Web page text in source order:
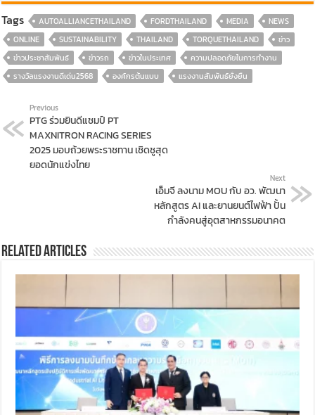
Tags AUTOALLIANCETHAILAND FORDTHAILAND MEDIA
NEWS
ONLINE
SUSTAINABILITY THAILAND TORQUETHAILAND
ข่าว
ข่าวประชาสัมพันธ์
ข่าวรถ ข่าวในประเทศ
ความปลอดภัยในการทำงาน
รางวัลแรงงานดีเด่น2568
องค์กรต้นแบบ แรงงานสัมพันธ์ยั่งยืน
Previous
PTG ร่วมยินดีแชมป์ PT
MAXNITRON RACING SERIES
2025 มอบถ้วยพระราชทาน เชิดชูสุด
ยอดนักแข่งไทย
Next
เอ็มจี ลงนาม MOU กับ อว. พัฒนา
หลักสูตร AI และยานยนต์ไฟฟ้า ปั้น
กำลังคนสู่อุตสาหกรรมอนาคต
Related Articles